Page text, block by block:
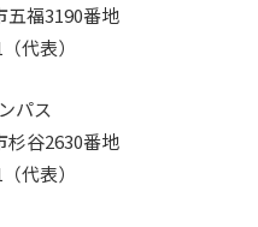
五福3190番地
代表）
パス
杉谷2630番地
代表）